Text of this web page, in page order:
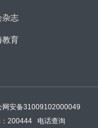
杂志
教育
网安备31009102000049
200444 电话查询